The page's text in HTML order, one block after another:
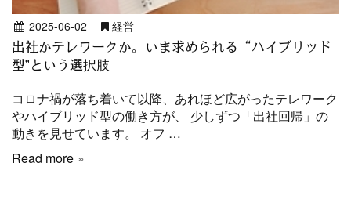
2025-06-02 経営
出社かテレワークか。いま求められる“ハイブリッド
型”という選択肢
コロナ禍が落ち着いて以降、あれほど広がったテレワーク
やハイブリッド型の働き方が、 少しずつ「出社回帰」の
動きを見せています。 オフ …
Read more